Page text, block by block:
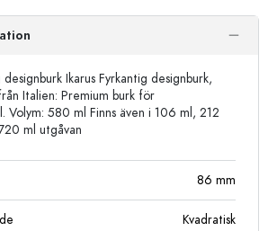
Ikarus Fyrkantig designburk,
Italien: Premium burk för
Volym: 580 ml Finns även i 106 ml, 212
ml utgåvan
86 mm
Kvadratisk